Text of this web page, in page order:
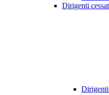
Dirigenti
Dirigenti